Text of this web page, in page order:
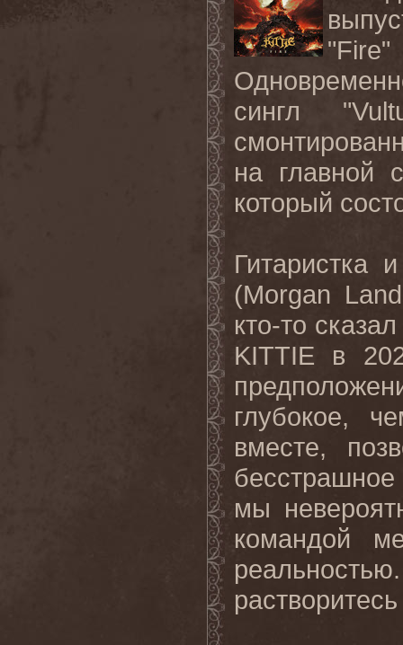
"Fire"
сингл "
на главной
который
Гитаристка
(Morgan
кто-то
KITTIE
в
глубокое,
вместе,
мы
командой
растворитесь